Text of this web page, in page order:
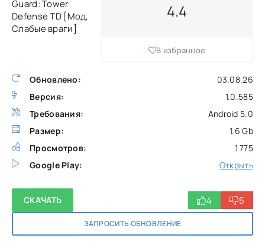
Обновлено:
03.08.26
Версия:
1.0.585
Требования:
Android 5.0
Размер:
1.6 Gb
Просмотров:
1 775
Google Play:
Открыть
4.4
В избранное
СКАЧАТЬ
ЗАПРОСИТЬ ОБНОВЛЕНИЕ
4 5